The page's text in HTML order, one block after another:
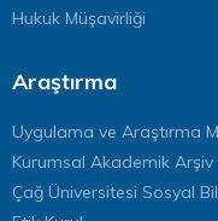
Hukuk Müşavirliği
Araştırma
Uygulama ve Araştırma
Kurumsal Akademik Arşiv
Çağ Üniversitesi Sosyal